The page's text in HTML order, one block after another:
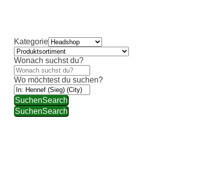
Kategorie
Wonach suchst du?
Wo möchtest du suchen?
SuchenSearch
SuchenSearch